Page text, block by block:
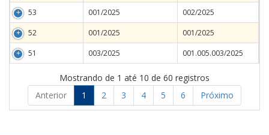
53
001/2025
002/2025
52
001/2025
001/2025
51
003/2025 001.005.003/2025
Mostrando de 1 até 10 de 60 registros
Anterior
1 2 3 4 5 6 Próximo